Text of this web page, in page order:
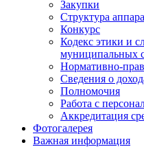
Закупки
Структура
Конкурс
Кодекс этики и
муниципальных
Нормативно-
Сведения о
Полномочия
Работа с
Аккредитация
Фотогалерея
Важная информация